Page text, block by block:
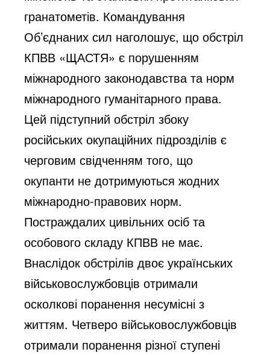
гранатометів. Командування
Об’єднаних сил наголошує, що обстріл
КПВВ «ЩАСТЯ» є порушенням
міжнародного законодавства та норм
міжнародного гуманітарного права.
Цей підступний обстріл збоку
російських окупаційних підрозділів є
черговим свідченням того, що
окупанти не дотримуються жодних
міжнародно-правових норм.
Постраждалих цивільних осіб та
особового складу КПВВ не має.
Внаслідок обстрілів двоє українських
військовослужбовців отримали
осколкові поранення несумісні з
життям. Четверо військовослужбовців
отримали поранення різної ступені